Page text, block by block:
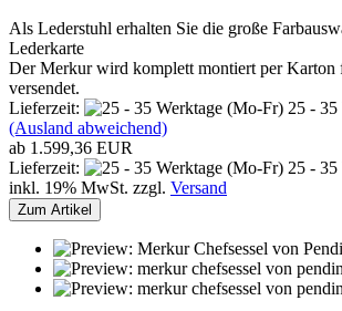
Als Lederstuhl erhalten Sie die große
Lederkarte
Der Merkur wird komplett montiert per Karton
versendet.
Lieferzeit:
25 -
(Ausland abweichend)
ab 1.599,36 EUR
Lieferzeit:
25 -
inkl. 19% MwSt. zzgl. Versand
Zum Artikel